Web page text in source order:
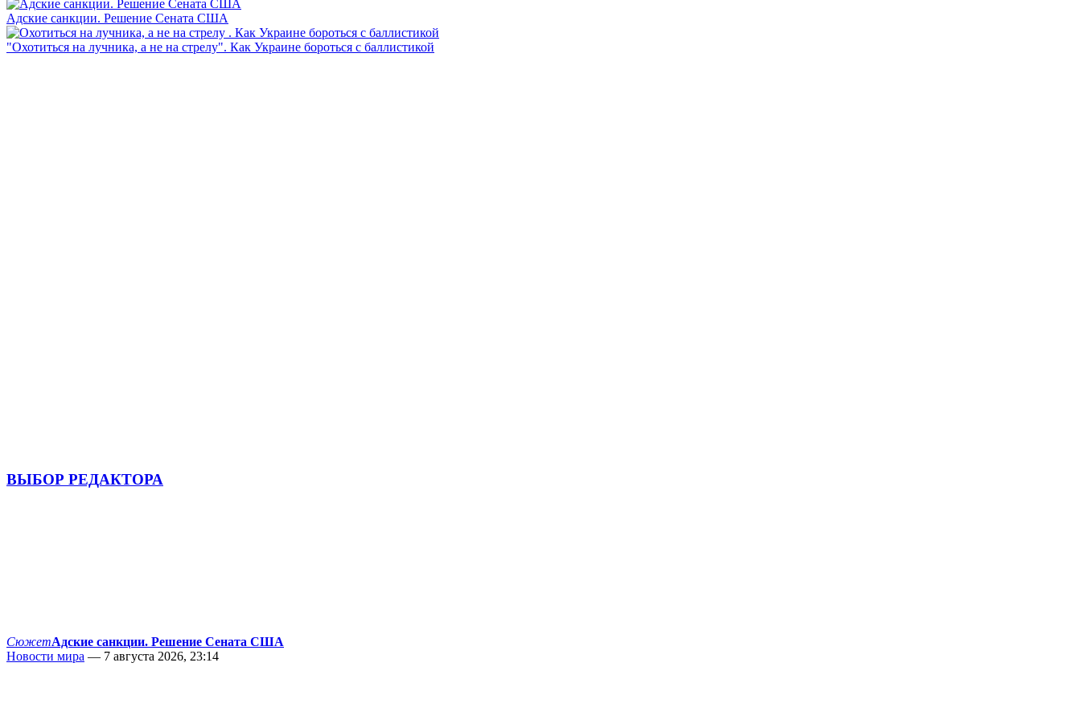
Адские санкции. Решение Сената США
"Охотиться на лучника, а не на стрелу". Как Украине бороться с баллистикой
ВЫБОР РЕДАКТОРА
СюжетАдские санкции. Решение Сената США
Новости мира — 7 августа 2026, 23:14